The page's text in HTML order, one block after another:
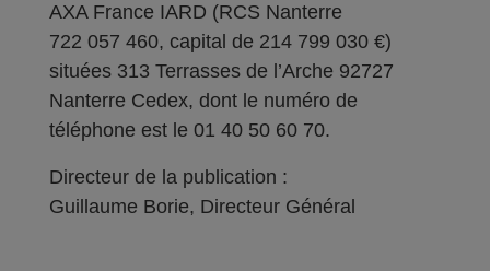
AXA France IARD (RCS Nanterre
722 057 460, capital de 214 799 030 €)
situées 313 Terrasses de l’Arche 92727
Nanterre Cedex, dont le numéro de
téléphone est le 01 40 50 60 70.
Directeur de la publication :
Guillaume Borie, Directeur Général